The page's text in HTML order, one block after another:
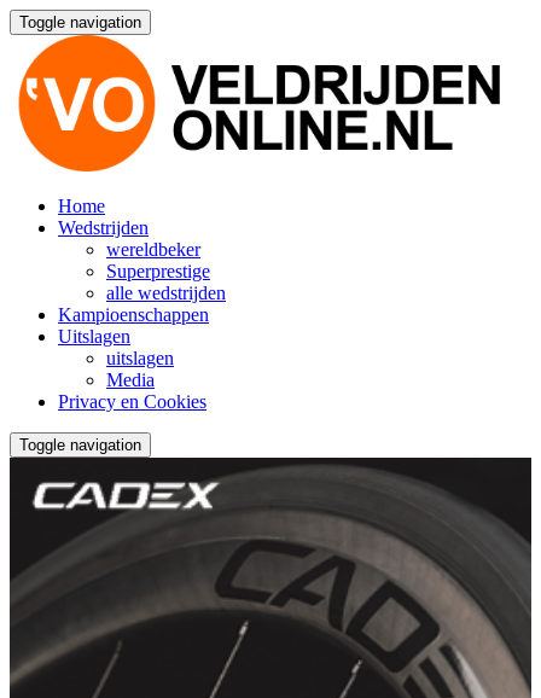
Toggle navigation
Home
Wedstrijden
wereldbeker
Superprestige
alle wedstrijden
Kampioenschappen
Uitslagen
uitslagen
Media
Privacy en Cookies
Toggle navigation